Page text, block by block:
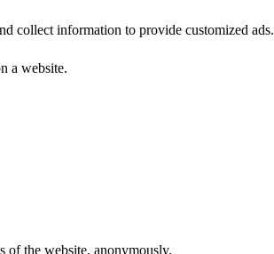
collect information to provide customized ads.
a website.
of the website, anonymously.